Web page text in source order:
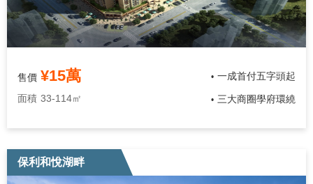
售價 ¥15萬
面積 33-114㎡
• 一成首付五字頭起
• 三大商圈學府環繞
保利和悅湖畔